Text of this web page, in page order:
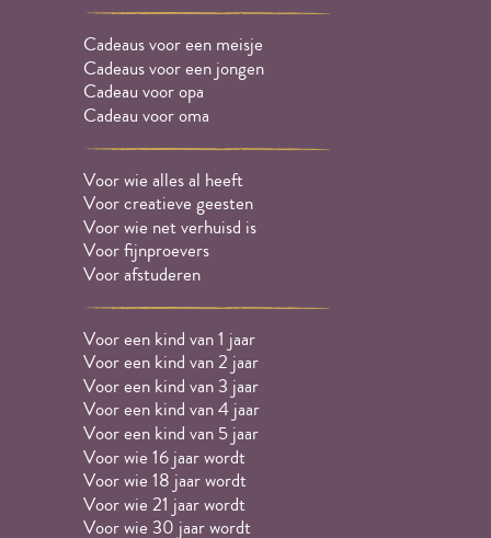
Cadeaus voor een meisje
Cadeaus voor een jongen
Cadeau voor opa
Cadeau voor oma
Voor wie alles al heeft
Voor creatieve geesten
Voor wie net verhuisd is
Voor fijnproevers
Voor afstuderen
Voor een kind van 1 jaar
Voor een kind van 2 jaar
Voor een kind van 3 jaar
Voor een kind van 4 jaar
Voor een kind van 5 jaar
Voor wie 16 jaar wordt
Voor wie 18 jaar wordt
Voor wie 21 jaar wordt
Voor wie 30 jaar wordt